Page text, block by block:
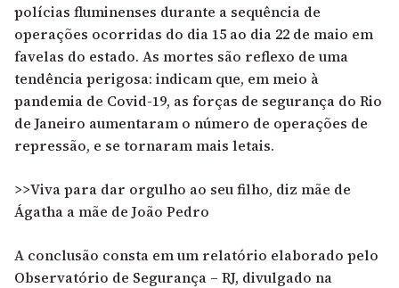
polícias fluminenses durante a sequência de
operações ocorridas do dia 15 ao dia 22 de maio em
favelas do estado. As mortes são reflexo de uma
tendência perigosa: indicam que, em meio à
pandemia de Covid-19, as forças de segurança do Rio
de Janeiro aumentaram o número de operações de
repressão, e se tornaram mais letais.
>>Viva para dar orgulho ao seu filho, diz mãe de
Ágatha a mãe de João Pedro
A conclusão consta em um relatório elaborado pelo
Observatório de Segurança – RJ, divulgado na